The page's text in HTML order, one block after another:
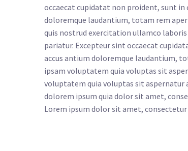
occaecat cupidatat non proident, sunt
doloremque laudantium, totam rem
quis nostrud exercitation ullamco
pariatur. Excepteur sint occaecat
accus antium doloremque laudantium,
ipsam voluptatem quia voluptas sit
voluptatem quia voluptas sit aspernatur
dolorem ipsum quia dolor sit amet,
Lorem ipsum dolor sit amet,